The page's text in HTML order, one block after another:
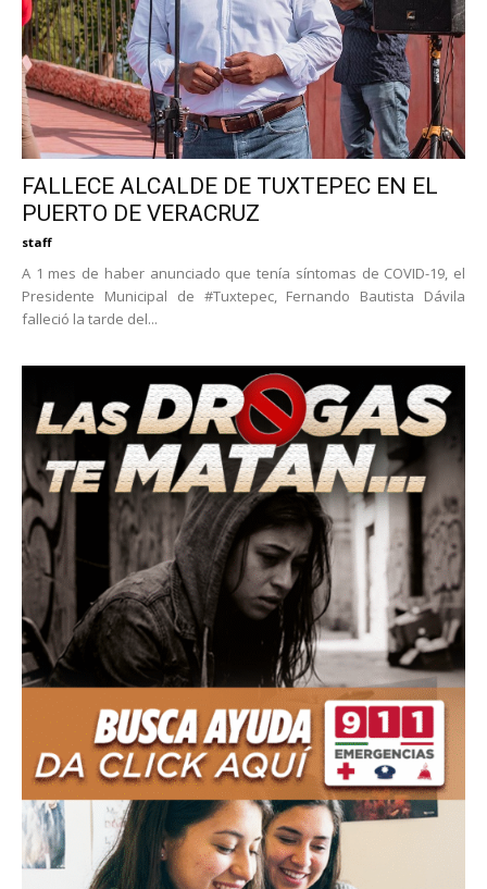
FALLECE ALCALDE DE TUXTEPEC EN EL
PUERTO DE VERACRUZ
staff
A 1 mes de haber anunciado que tenía síntomas de COVID-19, el
Presidente Municipal de #Tuxtepec, Fernando Bautista Dávila
falleció la tarde del...